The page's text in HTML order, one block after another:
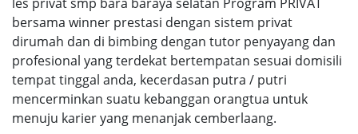
bersama winner prestasi dengan sistem privat
dirumah dan di bimbing dengan tutor penyayang dan
profesional yang terdekat bertempatan sesuai domisili
tempat tinggal anda, kecerdasan putra / putri
mencerminkan suatu kebanggan orangtua untuk
menuju karier yang menanjak cemberlaang.